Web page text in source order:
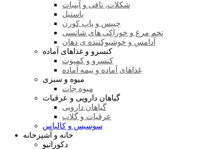
شکلات, تافی و آبنبات
پاستیل
چیپس و پاپ کورن
تخم مرغ و خوراکی های شانسی
آدامس و خوشبوکننده ی دهان
کنسرو و غذاهای آماده
کنسرو و کمپوت
غذاهای آماده و نیمه آماده
میوه و سبزی
میوه جات
گیاهان دارویی و عرقیات
گیاهان دارویی
عرقیات و گلاب
سوسیس و کالباس
خانه و آشپزخانه
دکوراتیو